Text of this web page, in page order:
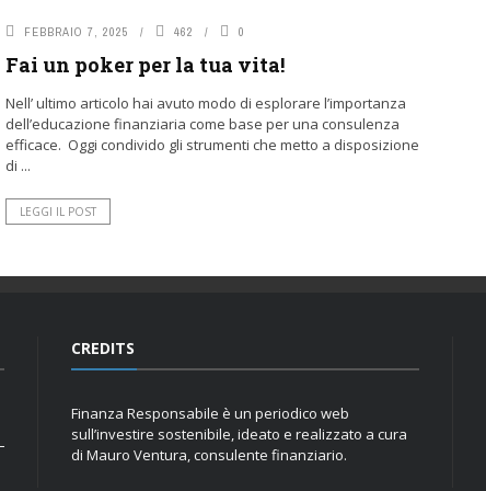
FEBBRAIO 7, 2025 462 0
Fai un poker per la tua vita!
Nell’ ultimo articolo hai avuto modo di esplorare l’importanza
dell’educazione finanziaria come base per una consulenza
efficace. Oggi condivido gli strumenti che metto a disposizione
di ...
LEGGI IL POST
CREDITS
Finanza Responsabile è un periodico web
sull’investire sostenibile, ideato e realizzato a cura
di Mauro Ventura, consulente finanziario.